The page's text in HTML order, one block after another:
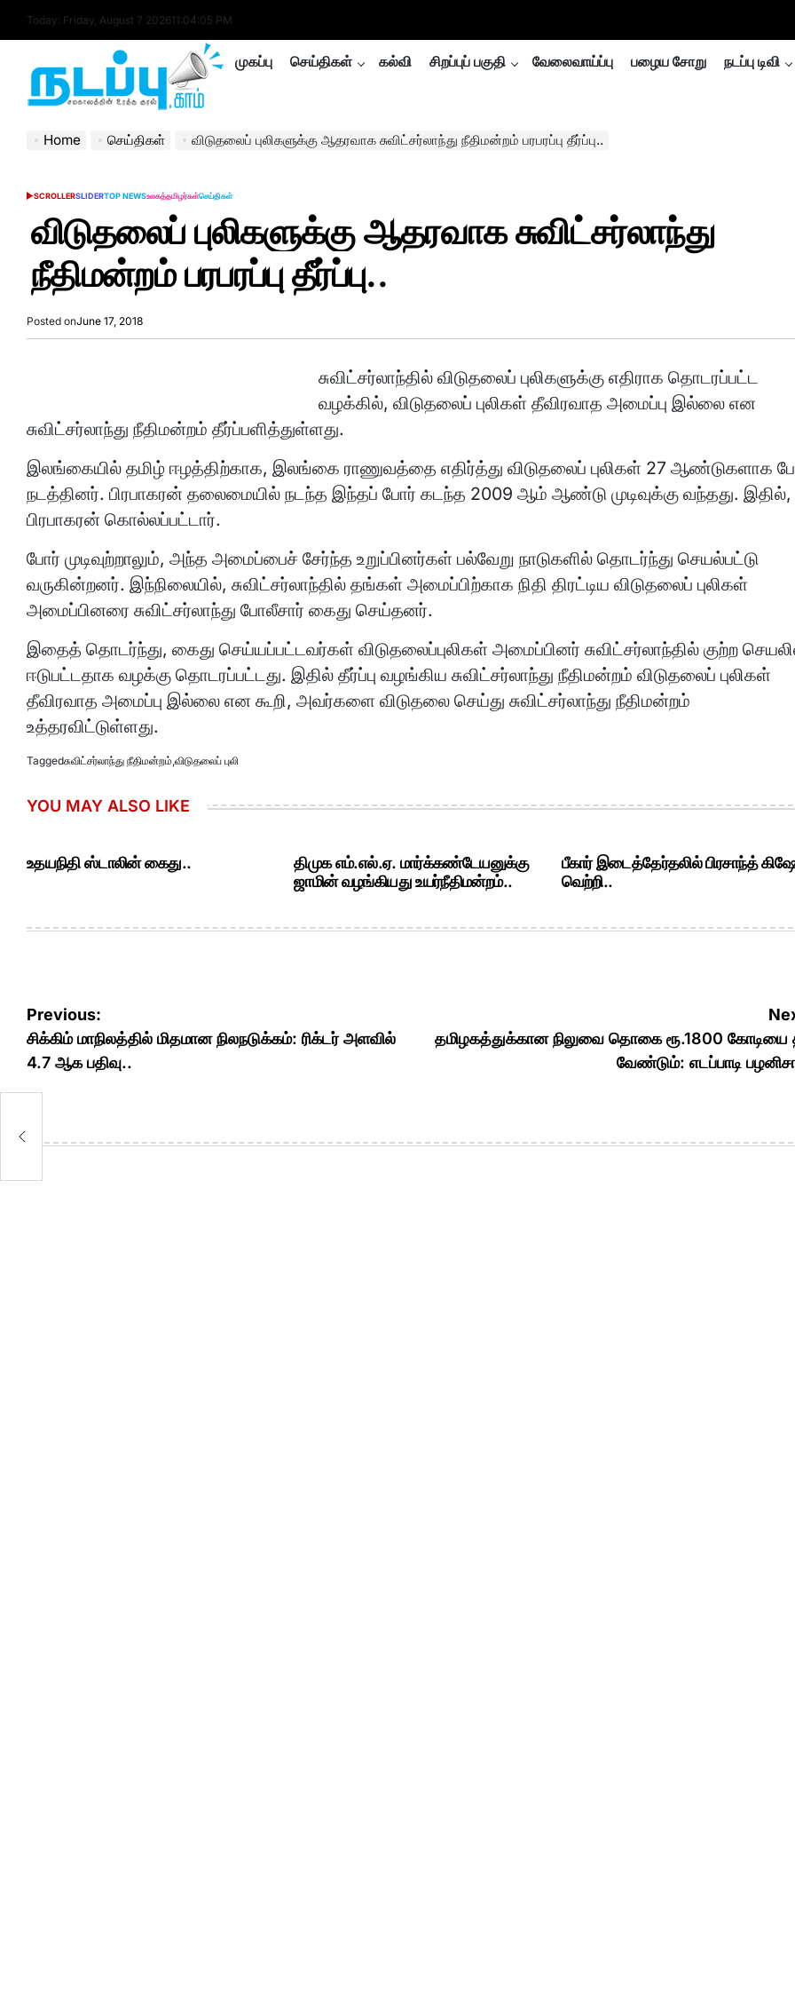
Today: Friday, August 7 202611:04:06 PM
nadappu.com
முகப்பு செய்திகள் கல்வி சிறப்புப் பகுதி வேலைவாய்ப்பு பழைய சோறு நடப்பு டிவி
Home செய்திகள் விடுதலைப் புலிகளுக்கு ஆதரவாக சுவிட்சர்லாந்து நீதிமன்றம் பரபரப்பு தீர்ப்பு..
POSTED
SCROLLERSLIDERTOP NEWSஉலகத்தமிழர்கள்செய்திகள்
விடுதலைப் புலிகளுக்கு ஆதரவாக சுவிட்சர்லாந்து
நீதிமன்றம் பரபரப்பு தீர்ப்பு..
Posted onJune 17, 2018
சுவிட்சர்லாந்தில் விடுதலைப் புலிகளுக்கு எதிராக தொடரப்பட்ட
வழக்கில், விடுதலைப் புலிகள் தீவிரவாத அமைப்பு இல்லை என
சுவிட்சர்லாந்து நீதிமன்றம் தீர்ப்பளித்துள்ளது.
இலங்கையில் தமிழ் ஈழத்திற்காக, இலங்கை ராணுவத்தை எதிர்த்து விடுதலைப் புலிகள் 27 ஆண்டுகளாக
நடத்தினர். பிரபாகரன் தலைமையில் நடந்த இந்தப் போர் கடந்த 2009 ஆம் ஆண்டு முடிவுக்கு வந்தது. இதில்,
பிரபாகரன் கொல்லப்பட்டார்.
போர் முடிவுற்றாலும், அந்த அமைப்பைச் சேர்ந்த உறுப்பினர்கள் பல்வேறு நாடுகளில் தொடர்ந்து செயல்பட்டு
வருகின்றனர். இந்நிலையில், சுவிட்சர்லாந்தில் தங்கள் அமைப்பிற்காக நிதி திரட்டிய விடுதலைப் புலிகள்
அமைப்பினரை சுவிட்சர்லாந்து போலீசார் கைது செய்தனர்.
இதைத் தொடர்ந்து, கைது செய்யப்பட்டவர்கள் விடுதலைப்புலிகள் அமைப்பினர் சுவிட்சர்லாந்தில் குற்ற
ஈடுபட்டதாக வழக்கு தொடரப்பட்டது. இதில் தீர்ப்பு வழங்கிய சுவிட்சர்லாந்து நீதிமன்றம் விடுதலைப் புலிகள்
தீவிரவாத அமைப்பு இல்லை என கூறி, அவர்களை விடுதலை செய்து சுவிட்சர்லாந்து நீதிமன்றம்
உத்தரவிட்டுள்ளது.
Taggedசுவிட்சர்லாந்து நீதிமன்றம்,விடுதலைப் புலி
YOU MAY ALSO LIKE
உதயநிதி ஸ்டாலின் கைது..
திமுக எம்.எல்.ஏ. மார்க்கண்டேயனுக்கு
ஜாமின் வழங்கியது உயர்நீதிமன்றம்..
பீகார் இடைத்தேர்தலில் பிரசாந்த்
வெற்றி..
Post
navigation
Previous:
சிக்கிம் மாநிலத்தில் மிதமான நிலநடுக்கம்: ரிக்டர் அளவில்
4.7 ஆக பதிவு..
தமிழகத்துக்கான நிலுவை தொகை ரூ.1800 கோடியை
வேண்டும்: எடப்பாடி